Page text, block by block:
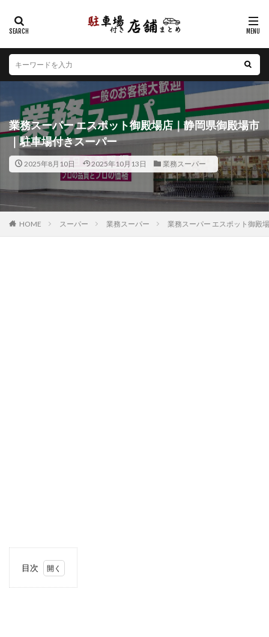
業務スーパー エスポット御殿場店｜静岡県御殿場市
｜駐車場付きスーパー
2025年8月10日 2025年10月13日 業務スーパー
HOME スーパー 業務スーパー 業務スーパー エスポット御殿
目次
カテゴリー
エリア
北海道 青森県 岩手県 宮城県
秋田県
山形県
福島県 茨城県 栃木県
群馬県
埼玉県
千葉県 東京都 神奈川県
新潟県
山梨県
長野県 富山県 石川県
福井県
岐阜県
静岡県 愛知県 三重県
滋賀県
京都府
大阪府 兵庫県 奈良県
和歌山県
鳥取県
島根県 岡山県 広島県
山口県
徳島県
香川県 愛媛県 高知県
福岡県
佐賀県
長崎県 熊本県 大分県
宮崎県